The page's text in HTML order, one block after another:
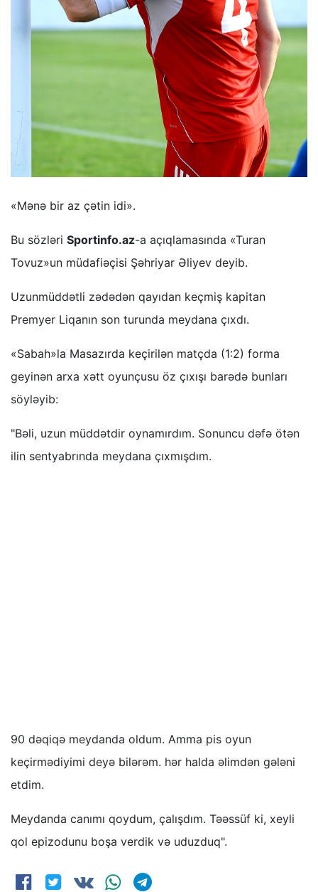
«Mənə bir az çətin idi».
Bu sözləri Sportinfo.az-a açıqlamasında «Turan
Tovuz»un müdafiəçisi Şəhriyar Əliyev deyib.
Uzunmüddətli zədədən qayıdan keçmiş kapitan
Premyer Liqanın son turunda meydana çıxdı.
«Sabah»la Masazırda keçirilən matçda (1:2) forma
geyinən arxa xətt oyunçusu öz çıxışı barədə bunları
söyləyib:
"Bəli, uzun müddətdir oynamırdım. Sonuncu dəfə ötən
ilin sentyabrında meydana çıxmışdım.
90 dəqiqə meydanda oldum. Amma pis oyun
keçirmədiyimi deyə bilərəm. hər halda əlimdən gələni
etdim.
Meydanda canımı qoydum, çalışdım. Təəssüf ki, xeyli
qol epizodunu boşa verdik və uduzduq".